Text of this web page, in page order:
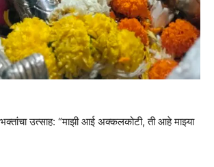
भक्तांचा उत्साह: “माझी आई अक्कलकोटी, ती आहे माझ्या